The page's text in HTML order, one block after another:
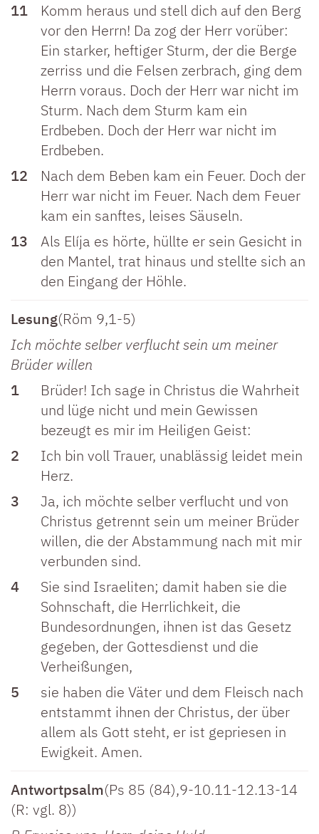
11
Komm heraus und stell dich auf den Berg
vor den Herrn! Da zog der Herr vorüber:
Ein starker, heftiger Sturm, der die Berge
zerriss und die Felsen zerbrach, ging dem
Herrn voraus. Doch der Herr war nicht im
Sturm. Nach dem Sturm kam ein
Erdbeben. Doch der Herr war nicht im
Erdbeben.
12
Nach dem Beben kam ein Feuer. Doch der
Herr war nicht im Feuer. Nach dem Feuer
kam ein sanftes, leises Säuseln.
13
Als Elíja es hörte, hüllte er sein Gesicht in
den Mantel, trat hinaus und stellte sich an
den Eingang der Höhle.
Lesung(Röm 9,1-5)
Ich möchte selber verflucht sein um meiner
Brüder willen
1
Brüder! Ich sage in Christus die Wahrheit
und lüge nicht und mein Gewissen
bezeugt es mir im Heiligen Geist:
2
Ich bin voll Trauer, unablässig leidet mein
Herz.
3
Ja, ich möchte selber verflucht und von
Christus getrennt sein um meiner Brüder
willen, die der Abstammung nach mit mir
verbunden sind.
4
Sie sind Israeliten; damit haben sie die
Sohnschaft, die Herrlichkeit, die
Bundesordnungen, ihnen ist das Gesetz
gegeben, der Gottesdienst und die
Verheißungen,
5
sie haben die Väter und dem Fleisch nach
entstammt ihnen der Christus, der über
allem als Gott steht, er ist gepriesen in
Ewigkeit. Amen.
Antwortpsalm(Ps 85 (84),9-10.11-12.13-14
(R: vgl. 8))